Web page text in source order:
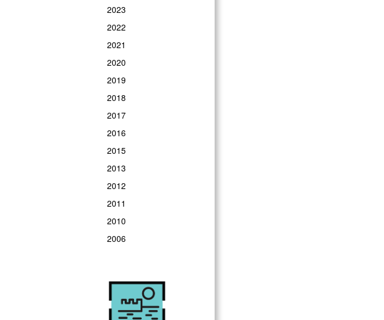
2023
2022
2021
2020
2019
2018
2017
2016
2015
2013
2012
2011
2010
2006